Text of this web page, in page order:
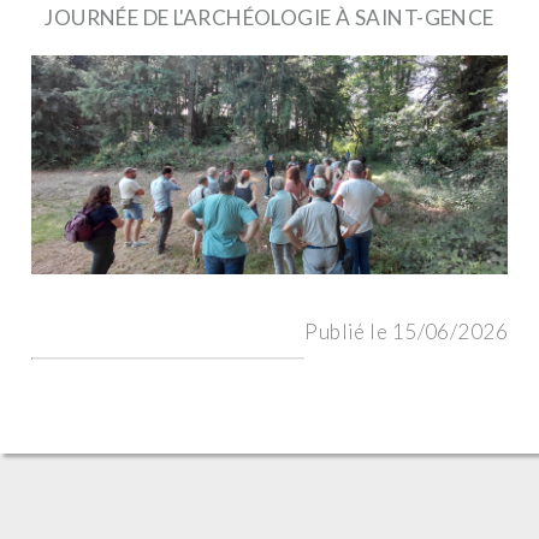
JOURNÉE DE L'ARCHÉOLOGIE À SAINT-GENCE
Publié le 15/06/2026